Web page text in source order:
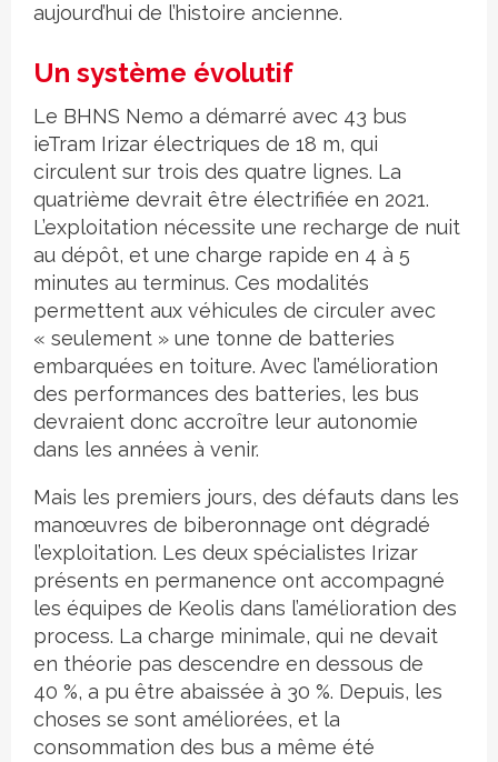
aujourd’hui de l’histoire ancienne.
Un système évolutif
Le BHNS Nemo a démarré avec 43 bus
ieTram Irizar électriques de 18 m, qui
circulent sur trois des quatre lignes. La
quatrième devrait être électrifiée en 2021.
L’exploitation nécessite une recharge de nuit
au dépôt, et une charge rapide en 4 à 5
minutes au terminus. Ces modalités
permettent aux véhicules de circuler avec
« seulement » une tonne de batteries
embarquées en toiture. Avec l’amélioration
des performances des batteries, les bus
devraient donc accroître leur autonomie
dans les années à venir.
Mais les premiers jours, des défauts dans les
manœuvres de biberonnage ont dégradé
l’exploitation. Les deux spécialistes Irizar
présents en permanence ont accompagné
les équipes de Keolis dans l’amélioration des
process. La charge minimale, qui ne devait
en théorie pas descendre en dessous de
40 %, a pu être abaissée à 30 %. Depuis, les
choses se sont améliorées, et la
consommation des bus a même été